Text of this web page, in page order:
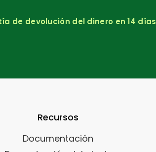
de devolución del dinero en 14 días
Recursos
Documentación